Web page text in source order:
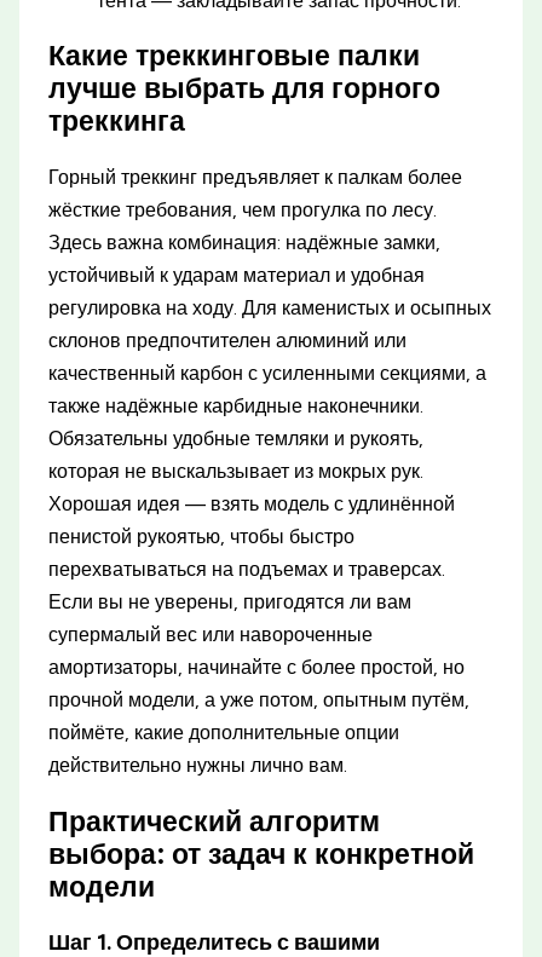
Какие треккинговые палки
лучше выбрать для горного
треккинга
Горный треккинг предъявляет к палкам более
жёсткие требования, чем прогулка по лесу.
Здесь важна комбинация: надёжные замки,
устойчивый к ударам материал и удобная
регулировка на ходу. Для каменистых и осыпных
склонов предпочтителен алюминий или
качественный карбон с усиленными секциями, а
также надёжные карбидные наконечники.
Обязательны удобные темляки и рукоять,
которая не выскальзывает из мокрых рук.
Хорошая идея — взять модель с удлинённой
пенистой рукоятью, чтобы быстро
перехватываться на подъемах и траверсах.
Если вы не уверены, пригодятся ли вам
супермалый вес или навороченные
амортизаторы, начинайте с более простой, но
прочной модели, а уже потом, опытным путём,
поймёте, какие дополнительные опции
действительно нужны лично вам.
Практический алгоритм
выбора: от задач к конкретной
модели
Шаг 1. Определитесь с вашими